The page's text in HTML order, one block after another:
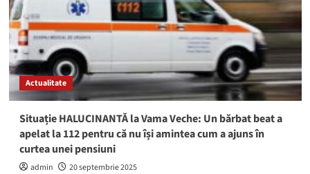
Veche,
7.000
de
fiole
cu
substanțe
dopante,
în
de
peste
500.000
lei
Actualitate
Situație HALUCINANTĂ la Vama Veche: Un bărbat beat a
apelat la 112 pentru că nu își amintea cum a ajuns în
curtea unei pensiuni
admin
20 septembrie 2025